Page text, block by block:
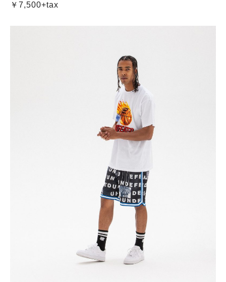
￥7,500+tax